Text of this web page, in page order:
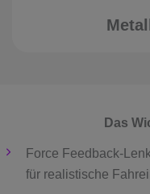
Das
Force Feedback-
für realistische